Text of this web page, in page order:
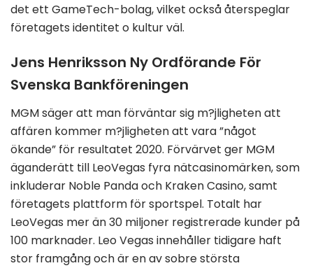
det ett GameTech-bolag, vilket också återspeglar
företagets identitet o kultur väl.
Jens Henriksson Ny Ordförande För
Svenska Bankföreningen
MGM säger att man förväntar sig m?jligheten att
affären kommer m?jligheten att vara ”något
ökande” för resultatet 2020. Förvärvet ger MGM
äganderätt till LeoVegas fyra nätcasinomärken, som
inkluderar Noble Panda och Kraken Casino, samt
företagets plattform för sportspel. Totalt har
LeoVegas mer än 30 miljoner registrerade kunder på
100 marknader. Leo Vegas innehåller tidigare haft
stor framgång och är en av sobre största